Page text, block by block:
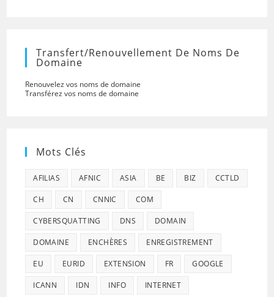
Transfert/renouvellement De Noms De
Domaine
Renouvelez vos noms de domaine
Transférez vos noms de domaine
Mots Clés
AFILIAS AFNIC ASIA BE BIZ CCTLD
CH CN CNNIC COM
CYBERSQUATTING DNS DOMAIN
DOMAINE ENCHÈRES ENREGISTREMENT
EU EURID EXTENSION FR GOOGLE
ICANN IDN INFO INTERNET